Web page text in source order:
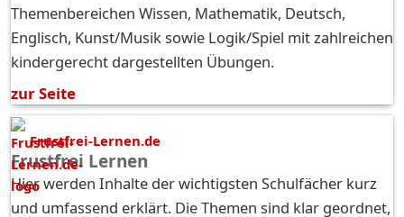
Themenbereichen Wissen, Mathematik, Deutsch,
Englisch, Kunst/Musik sowie Logik/Spiel mit zahlreichen
kindergerecht dargestellten Übungen.
zur Seite
Frustfrei-Lernen.de
Frustfrei Lernen
Hier werden Inhalte der wichtigsten Schulfächer kurz
und umfassend erklärt. Die Themen sind klar geordnet,